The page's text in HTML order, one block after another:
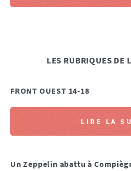
LES RUBRIQUES DE
FRONT OUEST 14-18
LIRE LA
Un Zeppelin abattu à